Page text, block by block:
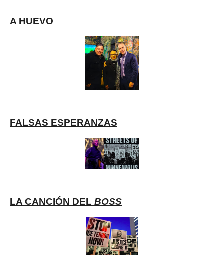
A HUEVO
FALSAS ESPERANZAS
LA CANCIÓN DEL BOSS